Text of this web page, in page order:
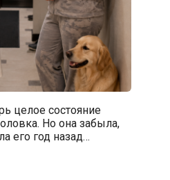
целое состояние
Но она забыла,
его год назад…